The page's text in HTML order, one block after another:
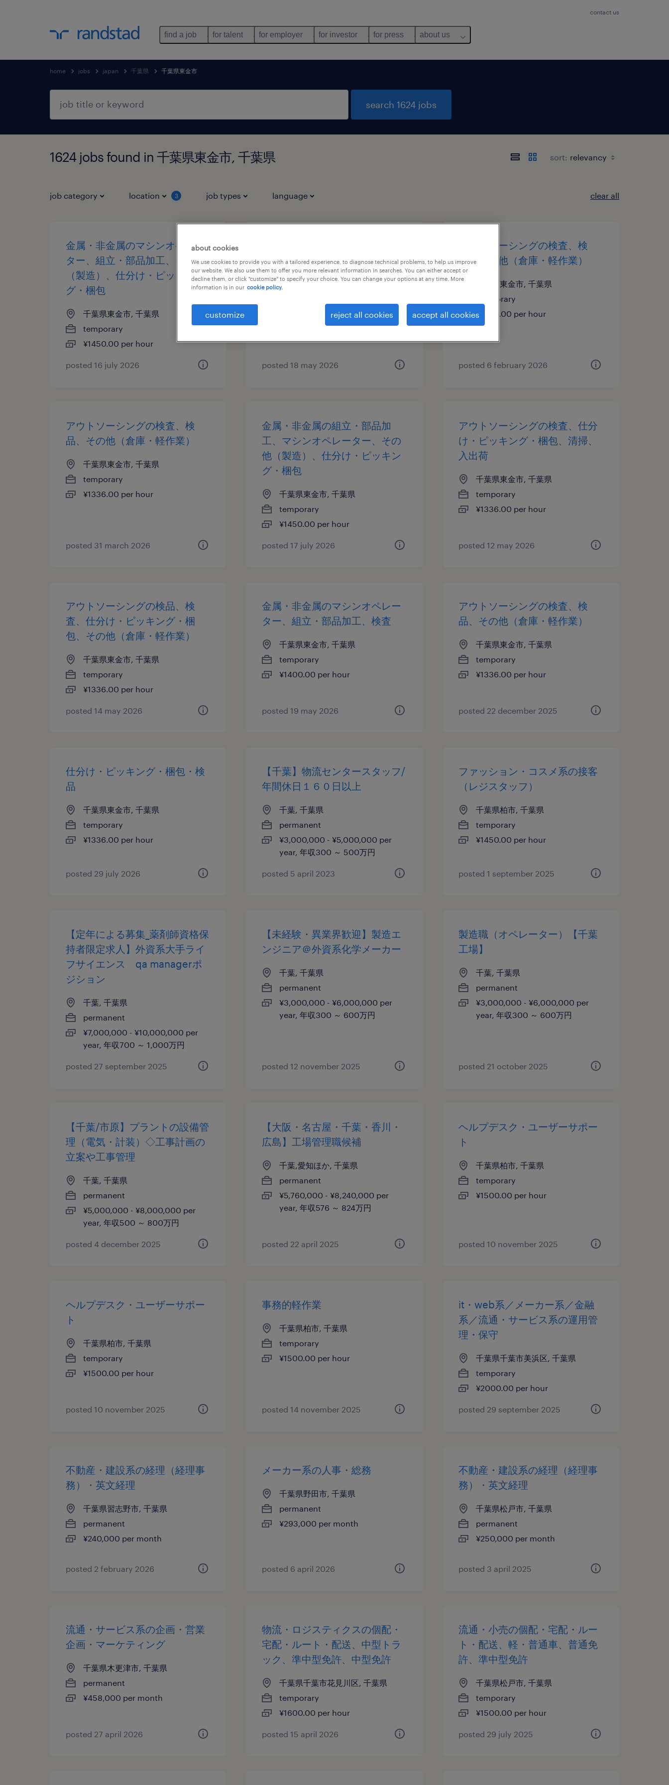
contact us
find a job for talent for employer for investor for press about us
home jobs japan 千葉県 千葉県東金市
search 1624 jobs
1624 jobs found in 千葉県東金市, 千葉県 sort:
job category location 3 job types language clear all
金属・非金属のマシンオペレー
ター、組立・部品加工、その他
（製造）、仕分け・ピッキン
グ・梱包
千葉県東金市, 千葉県
temporary
¥1450.00 per hour
posted 16 july 2026
ター、組立・部品加工、検査
千葉県東金市, 千葉県
¥1400.00 per hour
posted 18 may 2026
アウトソーシングの検査、検
品、その他（倉庫・軽作業）
千葉県東金市, 千葉県
temporary
¥1336.00 per hour
posted 6 february 2026
アウトソーシングの検査、検
品、その他（倉庫・軽作業）
千葉県東金市, 千葉県
temporary
¥1336.00 per hour
posted 31 march 2026
金属・非金属の組立・部品加
工、マシンオペレーター、その
他（製造）、仕分け・ピッキン
グ・梱包
千葉県東金市, 千葉県
temporary
¥1450.00 per hour
posted 17 july 2026
アウトソーシングの検査、仕分
け・ピッキング・梱包、清掃、
入出荷
千葉県東金市, 千葉県
temporary
¥1336.00 per hour
posted 12 may 2026
アウトソーシングの検品、検
査、仕分け・ピッキング・梱
包、その他（倉庫・軽作業）
千葉県東金市, 千葉県
temporary
¥1336.00 per hour
posted 14 may 2026
金属・非金属のマシンオペレー
ター、組立・部品加工、検査
千葉県東金市, 千葉県
temporary
¥1400.00 per hour
posted 19 may 2026
アウトソーシングの検査、検
品、その他（倉庫・軽作業）
千葉県東金市, 千葉県
temporary
¥1336.00 per hour
posted 22 december 2025
仕分け・ピッキング・梱包・検
品
千葉県東金市, 千葉県
temporary
¥1336.00 per hour
posted 29 july 2026
【千葉】物流センタースタッフ/
年間休日１６０日以上
千葉, 千葉県
permanent
¥3,000,000 - ¥5,000,000 per
year, 年収300 ～ 500万円
posted 5 april 2023
ファッション・コスメ系の接客
（レジスタッフ）
千葉県柏市, 千葉県
temporary
¥1450.00 per hour
posted 1 september 2025
【定年による募集_薬剤師資格保
持者限定求人】外資系大手ライ
フサイエンス qa managerポ
ジション
千葉, 千葉県
permanent
¥7,000,000 - ¥10,000,000 per
year, 年収700 ～ 1,000万円
posted 27 september 2025
【未経験・異業界歓迎】製造エ
ンジニア＠外資系化学メーカー
千葉, 千葉県
permanent
¥3,000,000 - ¥6,000,000 per
year, 年収300 ～ 600万円
posted 12 november 2025
製造職（オペレーター）【千葉
工場】
千葉, 千葉県
permanent
¥3,000,000 - ¥6,000,000 per
year, 年収300 ～ 600万円
posted 21 october 2025
【千葉/市原】プラントの設備管
理（電気・計装）◇工事計画の
立案や工事管理
千葉, 千葉県
permanent
¥5,000,000 - ¥8,000,000 per
year, 年収500 ～ 800万円
posted 4 december 2025
【大阪・名古屋・千葉・香川・
広島】工場管理職候補
千葉,愛知ほか, 千葉県
permanent
¥5,760,000 - ¥8,240,000 per
year, 年収576 ～ 824万円
posted 22 april 2025
ヘルプデスク・ユーザーサポー
ト
千葉県柏市, 千葉県
temporary
¥1500.00 per hour
posted 10 november 2025
ヘルプデスク・ユーザーサポー
ト
千葉県柏市, 千葉県
temporary
¥1500.00 per hour
posted 10 november 2025
事務的軽作業
千葉県柏市, 千葉県
temporary
¥1500.00 per hour
posted 14 november 2025
it・web系／メーカー系／金融
系／流通・サービス系の運用管
理・保守
千葉県千葉市美浜区, 千葉県
temporary
¥2000.00 per hour
posted 29 september 2025
不動産・建設系の経理（経理事
務）・英文経理
千葉県習志野市, 千葉県
permanent
¥240,000 per month
posted 2 february 2026
メーカー系の人事・総務
千葉県野田市, 千葉県
permanent
¥293,000 per month
posted 6 april 2026
不動産・建設系の経理（経理事
務）・英文経理
千葉県松戸市, 千葉県
permanent
¥250,000 per month
posted 3 april 2025
流通・サービス系の企画・営業
企画・マーケティング
千葉県木更津市, 千葉県
permanent
¥458,000 per month
posted 27 april 2026
物流・ロジスティクスの個配・
宅配・ルート・配送、中型トラ
ック、準中型免許、中型免許
千葉県千葉市花見川区, 千葉県
temporary
¥1600.00 per hour
posted 15 april 2026
流通・小売の個配・宅配・ルー
ト・配送、軽・普通車、普通免
許、準中型免許
千葉県松戸市, 千葉県
temporary
¥1500.00 per hour
posted 29 july 2025
about cookies
We use cookies to provide you with a tailored experience, to diagnose technical problems, to help us improve
our website. We also use them to offer you more relevant information in searches. You can either accept or
decline them, or click "customize" to specify your choice. You can change your options at any time. More
information is in our cookie policy.
customize reject all cookies accept all cookies